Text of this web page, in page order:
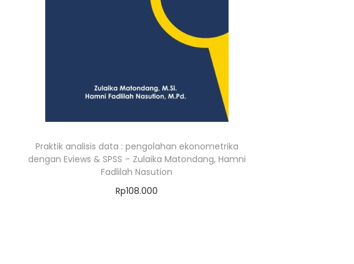
Praktik analisis data : pengolahan ekonometrika
dengan Eviews & SPSS – Zulaika Matondang, Hamni
Fadlilah Nasution
Rp108.000